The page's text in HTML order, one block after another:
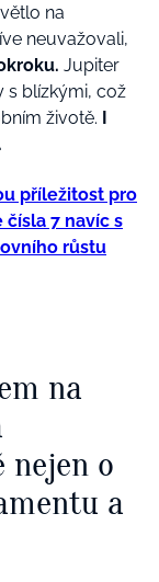
na
neuvažovali,
Jupiter
s blízkými, což
životě.
příležitost pro
7 navíc s
růstu
na
nejen o
a